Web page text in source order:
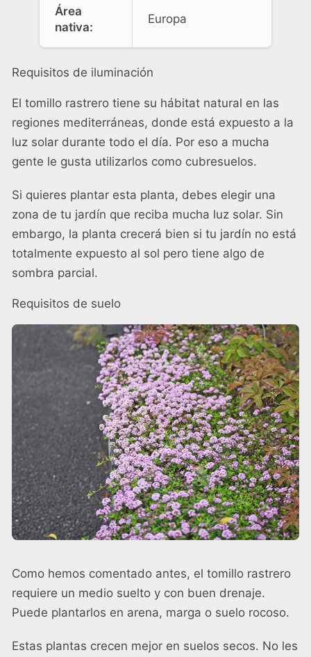
Área
nativa:
Europa
Requisitos de iluminación
El tomillo rastrero tiene su hábitat natural en las
regiones mediterráneas, donde está expuesto a la
luz solar durante todo el día. Por eso a mucha
gente le gusta utilizarlos como cubresuelos.
Si quieres plantar esta planta, debes elegir una
zona de tu jardín que reciba mucha luz solar. Sin
embargo, la planta crecerá bien si tu jardín no está
totalmente expuesto al sol pero tiene algo de
sombra parcial.
Requisitos de suelo
Como hemos comentado antes, el tomillo rastrero
requiere un medio suelto y con buen drenaje.
Puede plantarlos en arena, marga o suelo rocoso.
Estas plantas crecen mejor en suelos secos. No les